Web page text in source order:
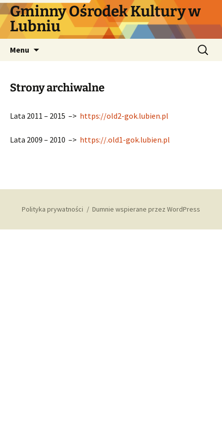
Przejdź
do
treści
Gminny Ośrodek Kultury w
Lubniu
Menu Szukaj:
Strony archiwalne
Lata 2011 – 2015 –> https://old2-gok.lubien.pl
Lata 2009 – 2010 –> https://.old1-gok.lubien.pl
Polityka prywatności Dumnie wspierane przez WordPress